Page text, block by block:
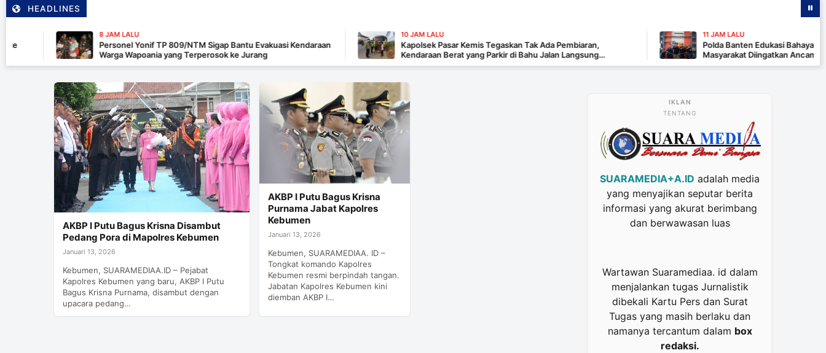
HEADLINES
8 JAM LALU
Personel Yonif TP 809/NTM Sigap Bantu Evakuasi Kendaraan
Warga Wapoania yang Terperosok ke Jurang
10 JAM LALU
Kapolsek Pasar Kemis Tegaskan Tak Ada Pembiaran,
Kendaraan Berat yang Parkir di Bahu Jalan Langsung
Ditertibkan
11 JAM LALU
Polda Banten Edukasi Bahaya Karhutla
Masyarakat Diingatkan Ancaman Pidana
AKBP I Putu Bagus Krisna Disambut
Pedang Pora di Mapolres Kebumen
Januari 13, 2026
Kebumen, SUARAMEDIAA.ID – Pejabat
Kapolres Kebumen yang baru, AKBP I Putu
Bagus Krisna Purnama, disambut dengan
upacara pedang…
AKBP I Putu Bagus Krisna
Purnama Jabat Kapolres
Kebumen
Januari 13, 2026
Kebumen, SUARAMEDIAA. ID –
Tongkat komando Kapolres
Kebumen resmi berpindah tangan.
Jabatan Kapolres Kebumen kini
diemban AKBP I…
TENTANG
SUARAMEDIA+A.ID adalah media
yang menyajikan seputar berita
informasi yang akurat berimbang
dan berwawasan luas
Wartawan Suaramediaa. id dalam
menjalankan tugas Jurnalistik
dibekali Kartu Pers dan Surat
Tugas yang masih berlaku dan
namanya tercantum dalam box
redaksi.